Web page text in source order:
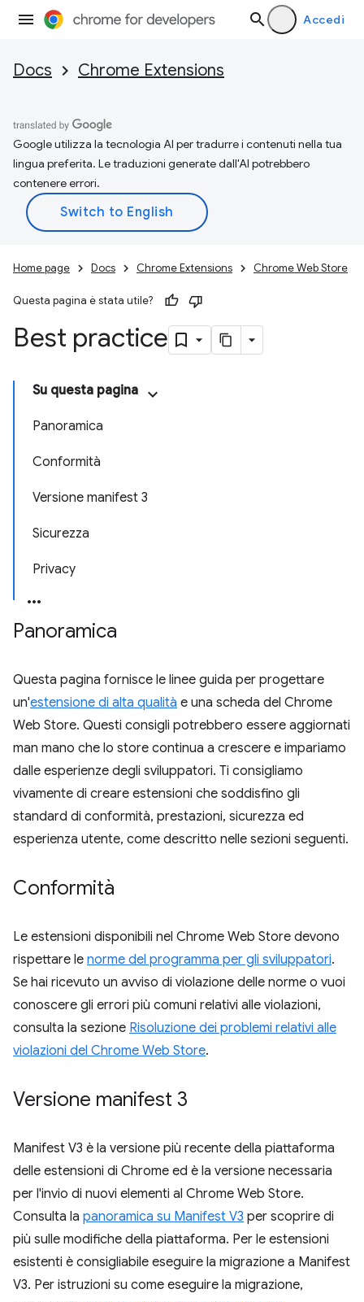
Accedi
Docs Chrome Extensions
Google utilizza la tecnologia AI per tradurre i contenuti nella tua
lingua preferita. Le traduzioni generate dall'AI potrebbero
contenere errori.
Home page Docs Chrome Extensions Chrome Web Store
Questa pagina è stata utile?
Best practice
Su questa pagina
Panoramica
Conformità
Versione manifest 3
Sicurezza
Privacy
Panoramica
Questa pagina fornisce le linee guida per progettare
un'estensione di alta qualità e una scheda del Chrome
Web Store. Questi consigli potrebbero essere aggiornati
man mano che lo store continua a crescere e impariamo
dalle esperienze degli sviluppatori. Ti consigliamo
vivamente di creare estensioni che soddisfino gli
standard di conformità, prestazioni, sicurezza ed
esperienza utente, come descritto nelle sezioni seguenti.
Conformità
Le estensioni disponibili nel Chrome Web Store devono
rispettare le norme del programma per gli sviluppatori.
Se hai ricevuto un avviso di violazione delle norme o vuoi
conoscere gli errori più comuni relativi alle violazioni,
consulta la sezione Risoluzione dei problemi relativi alle
violazioni del Chrome Web Store.
Versione manifest 3
Manifest V3 è la versione più recente della piattaforma
delle estensioni di Chrome ed è la versione necessaria
per l'invio di nuovi elementi al Chrome Web Store.
Consulta la panoramica su Manifest V3 per scoprire di
più sulle modifiche della piattaforma. Per le estensioni
esistenti è consigliabile eseguire la migrazione a Manifest
V3. Per istruzioni su come eseguire la migrazione,